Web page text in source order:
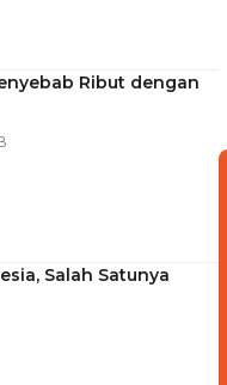
Ribut dengan
Salah Satunya